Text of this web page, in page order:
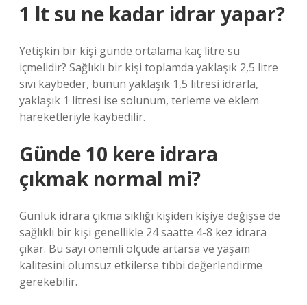
1 lt su ne kadar idrar yapar?
Yetişkin bir kişi günde ortalama kaç litre su
içmelidir? Sağlıklı bir kişi toplamda yaklaşık 2,5 litre
sıvı kaybeder, bunun yaklaşık 1,5 litresi idrarla,
yaklaşık 1 litresi ise solunum, terleme ve eklem
hareketleriyle kaybedilir.
Günde 10 kere idrara
çıkmak normal mi?
Günlük idrara çıkma sıklığı kişiden kişiye değişse de
sağlıklı bir kişi genellikle 24 saatte 4-8 kez idrara
çıkar. Bu sayı önemli ölçüde artarsa ​​ve yaşam
kalitesini olumsuz etkilerse tıbbi değerlendirme
gerekebilir.